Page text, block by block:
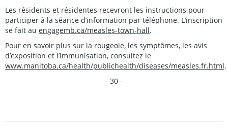
Les résidents et résidentes recevront les instructions pour
participer à la séance d’information par téléphone. L’inscription
se fait au engagemb.ca/measles-town-hall.
Pour en savoir plus sur la rougeole, les symptômes, les avis
d’exposition et l’immunisation, consultez le
www.manitoba.ca/health/publichealth/diseases/measles.fr.html.
– 30 –